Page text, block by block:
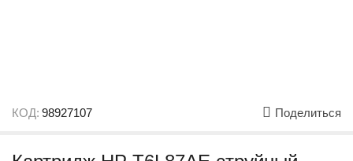
КОД: 98927107 Поделиться